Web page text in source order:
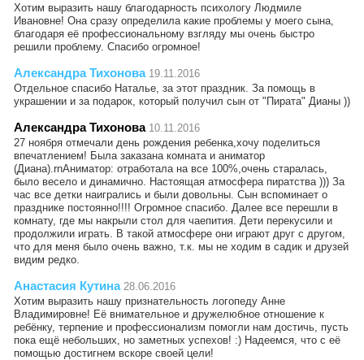
Хотим выразить нашу благодарность психологу Людмиле
Ивановне! Она сразу определила какие проблемы у моего сына,
благодаря её профессиональному взгляду мы очень быстро
решили проблему. Спасибо огромное!
Александра Тихонова 19.11.2016
Отдельное спасибо Наталье, за этот праздник. За помощь в
украшении и за подарок, который получил сын от "Пирата" Дианы ))
Александра Тихонова 10.11.2016
27 ноября отмечали день рождения ребенка,хочу поделиться
впечатлением! Была заказана комната и аниматор
(Диана).rnАниматор: отработала на все 100%,очень старалась,
было весело и динамично. Настоящая атмосфера пиратства ))) За
час все детки наигрались и были довольны. Сын вспоминает о
празднике постоянно!!!! Огромное спасибо. Далее все перешли в
комнату, где мы накрыли стол для чаепития. Дети перекусили и
продолжили играть. В такой атмосфере они играют друг с другом,
что для меня было очень важно, т.к. мы не ходим в садик и друзей
видим редко.
Анастасия Кутина 28.06.2016
Хотим выразить нашу признательность логопеду Анне
Владимировне! Её внимательное и дружелюбное отношение к
ребёнку, терпение и профессионализм помогли нам достичь, пусть
пока ещё небольших, но заметных успехов! :) Надеемся, что с её
помощью достигнем вскоре своей цели!